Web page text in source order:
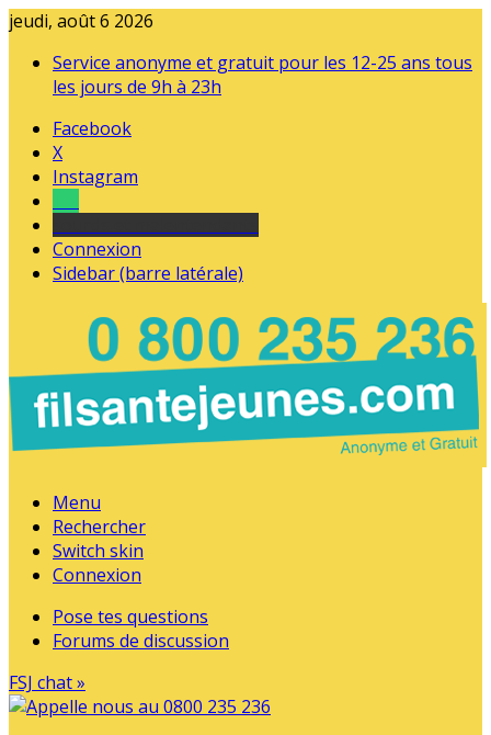
jeudi, août 6 2026
Service anonyme et gratuit pour les 12-25 ans tous
les jours de 9h à 23h
Facebook
X
Instagram
Connexion
Sidebar (barre latérale)
Menu
Rechercher
Switch skin
Connexion
Pose tes questions
Forums de discussion
FSJ chat »